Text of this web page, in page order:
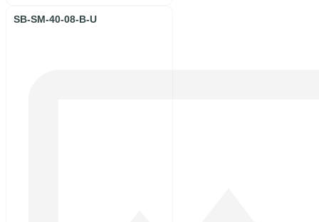
SB-SM-40-08-B-U